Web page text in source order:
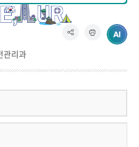
관리과